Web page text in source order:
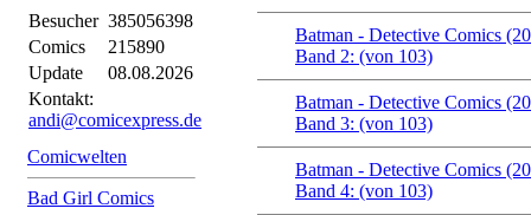
Besucher 385056398
Comics
215890
Update
08.08.2026
Kontakt:
andi@comicexpress.de
Comicwelten
Bad Girl Comics
Batman - Detective Comics
Band 2: (von 103)
Batman - Detective Comics
Band 3: (von 103)
Batman - Detective Comics
Band 4: (von 103)